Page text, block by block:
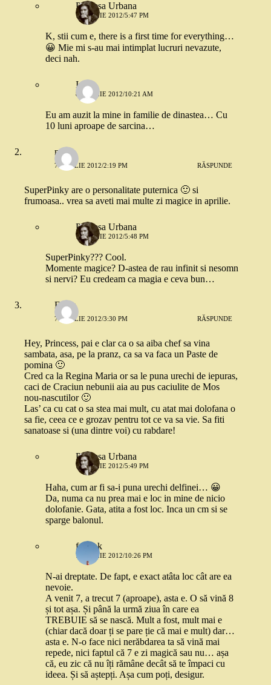
Printesa Urbana
7 APRILIE 2012/5:47 PM
K, stii cum e, there is a first time for everything…
😀 Mie mi s-au mai intimplat lucruri nevazute,
deci nah.
Iuli
8 APRILIE 2012/10:21 AM
Eu am auzit la mine in familie de dinastea… Cu
10 luni aproape de sarcina…
nana
7 APRILIE 2012/2:19 PM RĂSPUNDE
SuperPinky are o personalitate puternica 🙂 si
frumoasa.. vrea sa aveti mai multe zi magice in aprilie.
Printesa Urbana
7 APRILIE 2012/5:48 PM
SuperPinky??? Cool.
Momente magice? D-astea de rau infinit si nesomn
si nervi? Eu credeam ca magia e ceva bun…
Elena
7 APRILIE 2012/3:30 PM RĂSPUNDE
Hey, Princess, pai e clar ca o sa aiba chef sa vina
sambata, asa, pe la pranz, ca sa va faca un Paste de
pomina 🙂
Cred ca la Regina Maria or sa le puna urechi de iepuras,
caci de Craciun nebunii aia au pus caciulite de Mos
nou-nascutilor 🙂
Las’ ca cu cat o sa stea mai mult, cu atat mai dolofana o
sa fie, ceea ce e grozav pentru tot ce va sa vie. Sa fiti
sanatoase si (una dintre voi) cu rabdare!
Printesa Urbana
7 APRILIE 2012/5:49 PM
Haha, cum ar fi sa-i puna urechi delfinei… 😀
Da, numa ca nu prea mai e loc in mine de nicio
dolofanie. Gata, atita a fost loc. Inca un cm si se
sparge balonul.
frmshk
7 APRILIE 2012/10:26 PM
N-ai dreptate. De fapt, e exact atâta loc cât are ea
nevoie.
A venit 7, a trecut 7 (aproape), asta e. O să vină 8
și tot așa. Și până la urmă ziua în care ea
TREBUIE să se nască. Mult a fost, mult mai e
(chiar dacă doar ți se pare ție că mai e mult) dar…
asta e. N-o face nici nerăbdarea ta să vină mai
repede, nici faptul că 7 e zi magică sau nu… așa
că, eu zic că nu îți rămâne decât să te împaci cu
ideea. Și să aștepți. Așa cum poți, desigur.